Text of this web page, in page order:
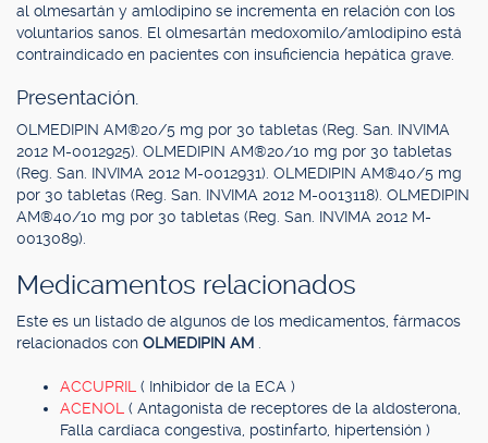
al olmesartán y amlodipino se incrementa en relación con los
voluntarios sanos. El olmesartán medoxomilo/amlodipino está
contraindicado en pacientes con insuficiencia hepática grave.
Presentación.
OLMEDIPIN AM®20/5 mg por 30 tabletas (Reg. San. INVIMA
2012 M-0012925). OLMEDIPIN AM®20/10 mg por 30 tabletas
(Reg. San. INVIMA 2012 M-0012931). OLMEDIPIN AM®40/5 mg
por 30 tabletas (Reg. San. INVIMA 2012 M-0013118). OLMEDIPIN
AM®40/10 mg por 30 tabletas (Reg. San. INVIMA 2012 M-
0013089).
Medicamentos relacionados
Este es un listado de algunos de los medicamentos, fármacos
relacionados con OLMEDIPIN AM
ACCUPRIL ( Inhibidor de la ECA )
ACENOL ( Antagonista de receptores de la aldosterona,
Falla cardíaca congestiva, postinfarto, hipertensión )